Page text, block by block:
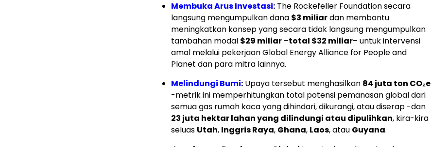
Membuka Arus Investasi: The Rockefeller Foundation secara
langsung mengumpulkan dana $3 miliardan membantu
meningkatkan konsep yang secara tidak langsung mengumpulkan
tambahan modal $29 miliar –total $32 miliar– untuk intervensi
amal melalui pekerjaan Global Energy Alliance for People and
Planet dan para mitra lainnya.
Melindungi Bumi: Upaya tersebut menghasilkan 84 juta ton CO₂e
-metrik ini memperhitungkan total potensi pemanasan global dari
semua gas rumah kaca yang dihindari, dikurangi, atau diserap -dan
23 juta hektar lahan yang dilindungi atau dipulihkan, kira-kira
seluas Utah, Inggris Raya, Ghana, Laos, atau Guyana.